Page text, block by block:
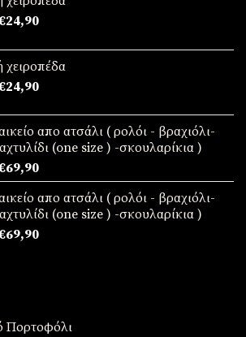
24,90Η
τιμή
είναι:
€24,90.
χειροπέδα
24,90Η
τιμή
είναι:
€24,90.
απο ατσάλι ( ρολόι - βραχιόλι-
(one size ) -σκουλαρίκια )
69,90Η
τρέχουσα
τιμή
είναι:
€69,90.
απο ατσάλι ( ρολόι - βραχιόλι-
(one size ) -σκουλαρίκια )
69,90Η
Πορτοφόλι